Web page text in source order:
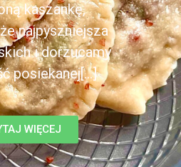
kaszankę,
najpyszniejsza
i dorzucamy
posiekanej[...]
WIĘCEJ